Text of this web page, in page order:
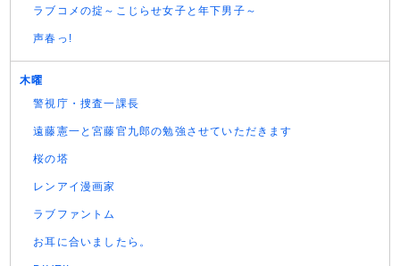
ラブコメの掟～こじらせ女子と年下男子～
声春っ!
木曜
警視庁・捜査一課長
遠藤憲一と宮藤官九郎の勉強させていただきます
桜の塔
レンアイ漫画家
ラブファントム
お耳に合いましたら。